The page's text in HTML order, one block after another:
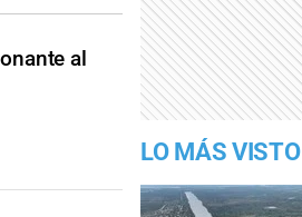
al
LO MÁS VISTO